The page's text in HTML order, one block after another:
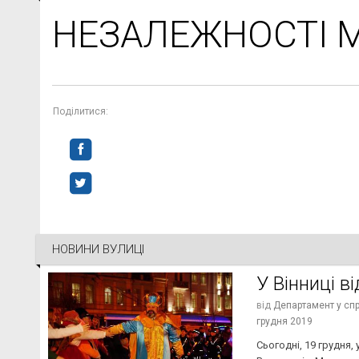
НЕЗАЛЕЖНОСТІ
Поділитися:
НОВИНИ ВУЛИЦІ
У Вінниці
від Департамент у
грудня 2019
Сьогодні, 19